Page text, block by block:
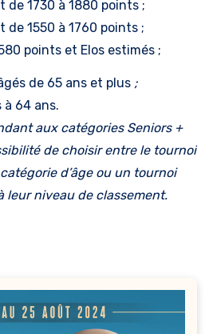
de 1730 à 1880 points ;
de 1550 à 1760 points ;
points et Elos estimés ;
de 65 ans et plus ;
à 64 ans.
aux catégories Seniors +
de choisir entre le tournoi
d’âge ou un tournoi
leur niveau de classement.